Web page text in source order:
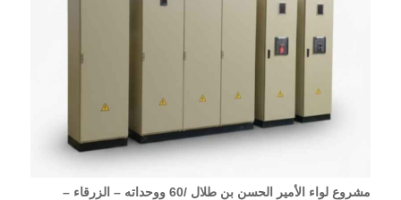
مشروع لواء الأمير الحسن بن طلال /60 ووحداته – الزرقاء –